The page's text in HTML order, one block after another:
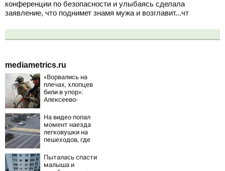
конференции по безопасности и улыбаясь сделала
заявление, что поднимет знамя мужа и возглавит...чт
mediametrics.ru
«Ворвались на
плечах, хлопцев
били в упор»:
Алексеево-
могильником для
«птах Мадьяра»
На видео попал
момент наезда
легковушки на
пешеходов, где
минимум восемь
человек
Пыталась спасти
малыша и